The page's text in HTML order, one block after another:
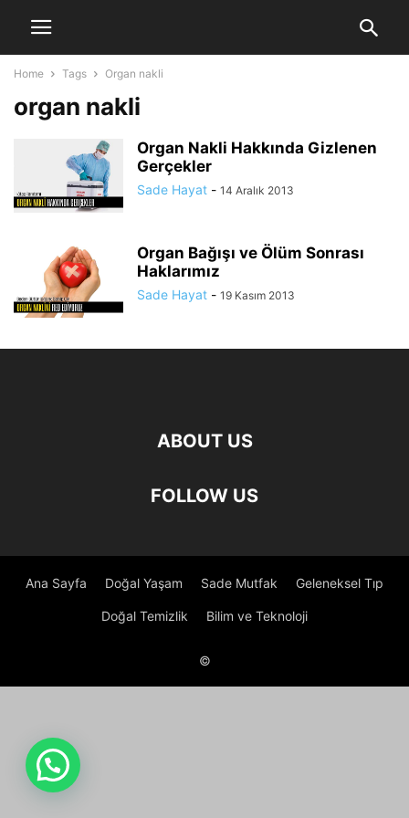
Home Tags Organ nakli
organ nakli
Organ Nakli Hakkında Gizlenen
Gerçekler
Sade Hayat - 14 Aralık 2013
Organ Bağışı ve Ölüm Sonrası
Haklarımız
Sade Hayat - 19 Kasım 2013
ABOUT US
FOLLOW US
Ana Sayfa Doğal Yaşam Sade Mutfak Geleneksel Tıp
Doğal Temizlik Bilim ve Teknoloji
©